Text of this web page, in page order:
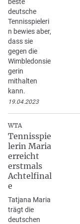
deutsche
Tennisspieleri
n bewies aber,
dass sie
gegen die
Wimbledonsie
gerin
mithalten
kann.
19.04.2023
WTA
Tennisspie
lerin Maria
erreicht
erstmals
Achtelfinal
e
Tatjana Maria
trägt die
deutschen